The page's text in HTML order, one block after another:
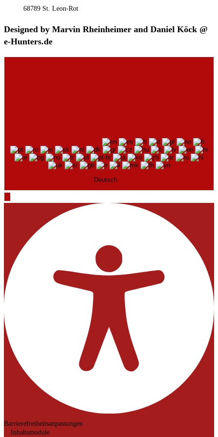
68789 St. Leon-Rot
Designed by Marvin Rheinheimer and Daniel Köck @
e-Hunters.de
Deutsch
Barrierefreiheitsanpassungen
Inhaltsmodule